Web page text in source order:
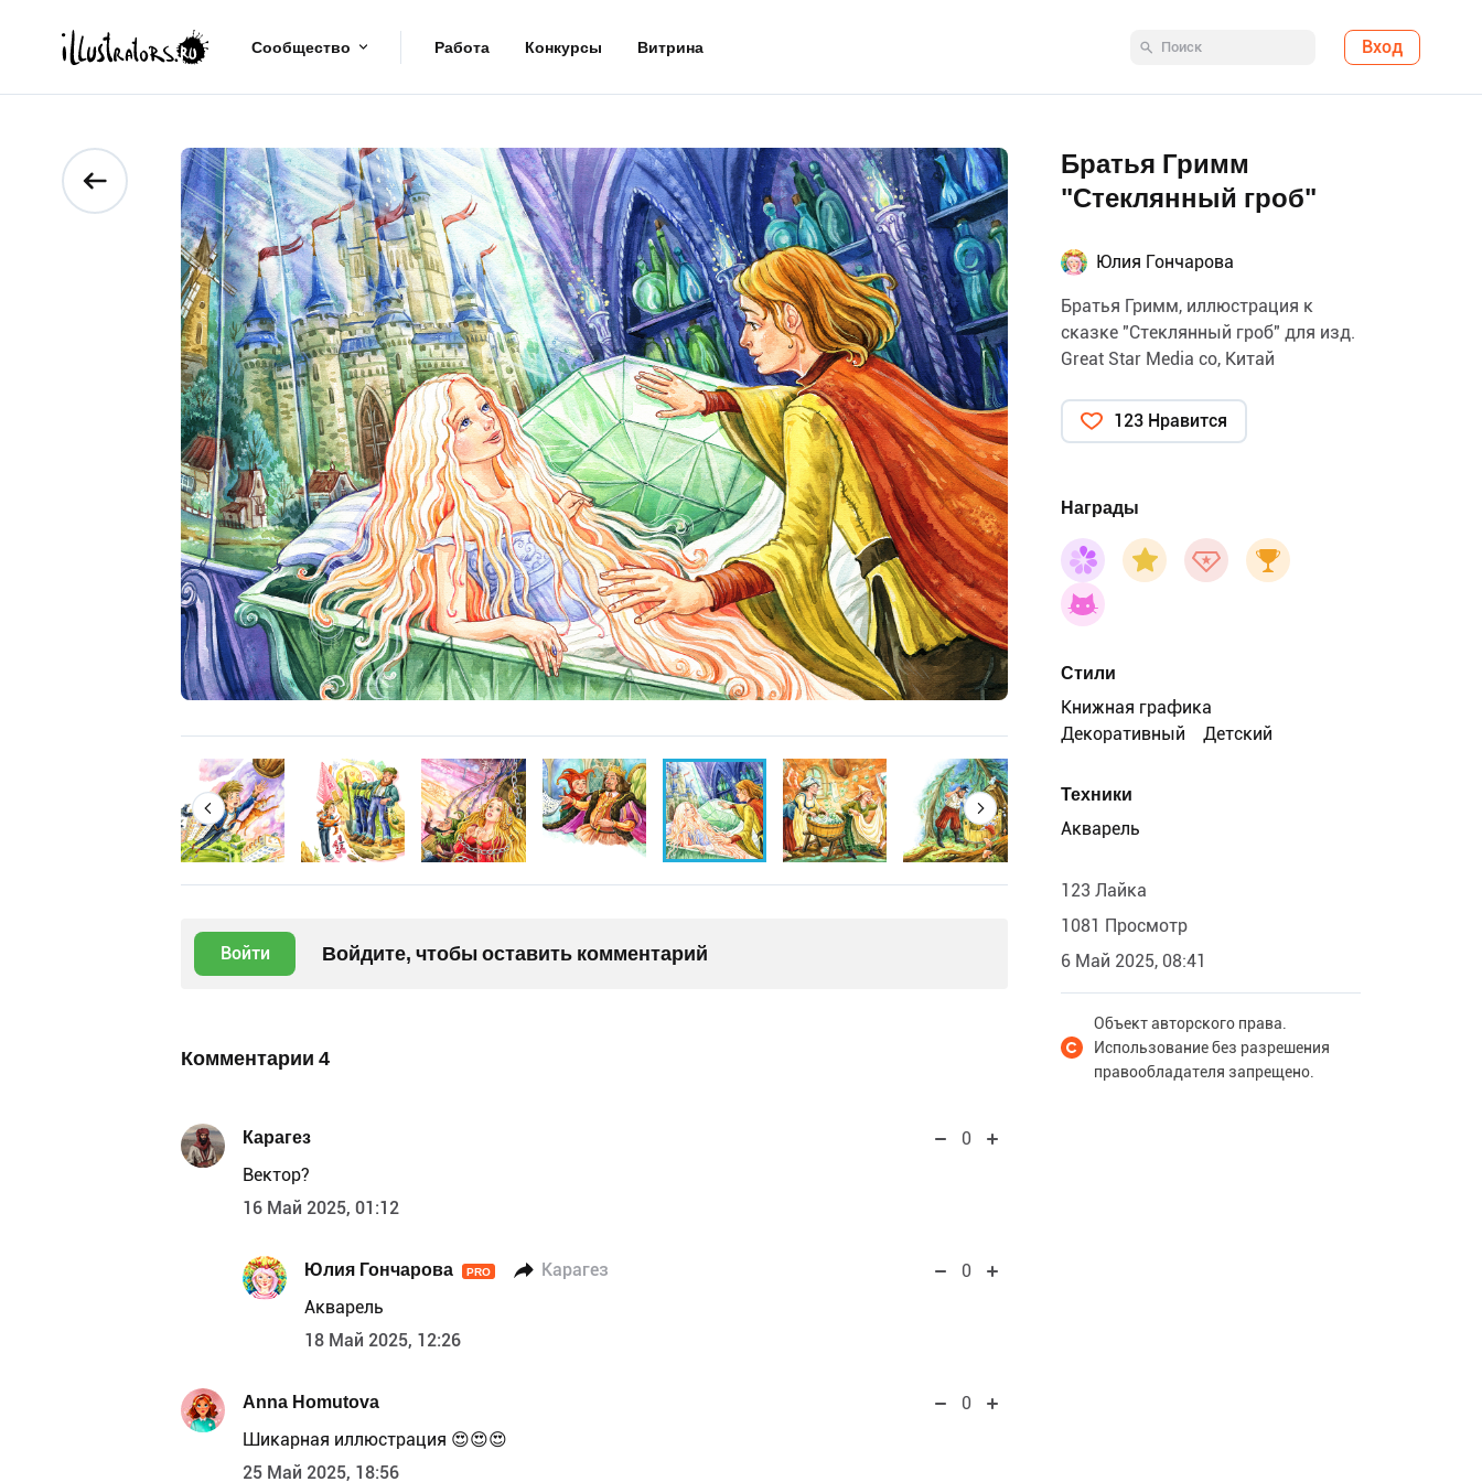
Сообщество Работа Конкурсы Витрина Вход
Войти Войдите, чтобы оставить комментарий
Комментарии 4
Карагез
0
Вектор?
16 Май 2025, 01:12
Юлия Гончарова PRO Карагез
0
Акварель
18 Май 2025, 12:26
Anna Homutova
0
Шикарная иллюстрация 😍😍😍
25 Май 2025, 18:56
Братья Гримм
"Стеклянный гроб"
Юлия Гончарова
Братья Гримм, иллюстрация к
сказке "Стеклянный гроб" для изд.
Great Star Media co, Китай
123 Нравится
Награды
Стили
Книжная графика
Декоративный
Детский
Техники
Акварель
123 Лайка
1081 Просмотр
6 Май 2025, 08:41
Объект авторского права.
Использование без разрешения
правообладателя запрещено.